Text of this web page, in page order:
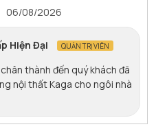
06/08/2026
Hiện Đại QUẢN TRỊ VIÊN
thành đến quý khách đã
nội thất Kaga cho ngôi nhà